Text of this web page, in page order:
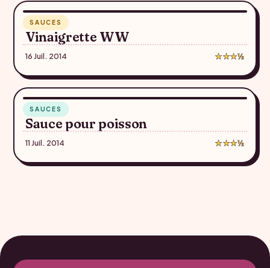
SAUCES
Vinaigrette WW
16 Juil. 2014 ★★★½
SAUCES
Sauce pour poisson
11 Juil. 2014 ★★★½